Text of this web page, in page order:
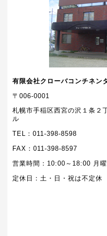
有限会社クローバコンチネン
〒006-0001
札幌市手稲区西宮の沢１条
ル
TEL：011-398-8598
FAX：011-398-8597
営業時間：10:00～18:00 月曜
定休日：土・日・祝は不定休